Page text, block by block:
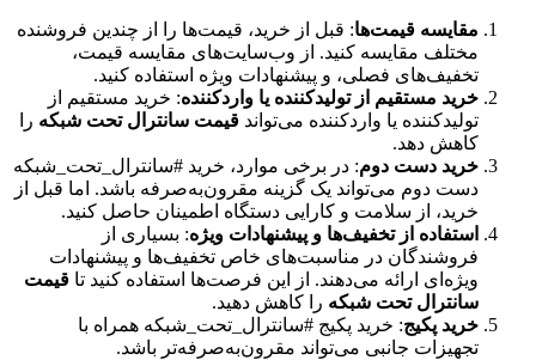
مقایسه قیمت‌ها: قبل از خرید، قیمت‌ها را از چندین فروشنده
مختلف مقایسه کنید. از وب‌سایت‌های مقایسه قیمت،
تخفیف‌های فصلی، و پیشنهادات ویژه استفاده کنید.
خرید مستقیم از تولیدکننده یا واردکننده: خرید مستقیم از
تولیدکننده یا واردکننده می‌تواند قیمت سانترال تحت شبکه را
کاهش دهد.
خرید دست دوم: در برخی موارد، خرید #سانترال_تحت_شبکه
دست دوم می‌تواند یک گزینه مقرون‌به‌صرفه باشد. اما قبل از
خرید، از سلامت و کارایی دستگاه اطمینان حاصل کنید.
استفاده از تخفیف‌ها و پیشنهادات ویژه: بسیاری از
فروشندگان در مناسبت‌های خاص تخفیف‌ها و پیشنهادات
ویژه‌ای ارائه می‌دهند. از این فرصت‌ها استفاده کنید تا قیمت
سانترال تحت شبکه را کاهش دهید.
خرید پکیج: خرید پکیج #سانترال_تحت_شبکه همراه با
تجهیزات جانبی می‌تواند مقرون‌به‌صرفه‌تر باشد.